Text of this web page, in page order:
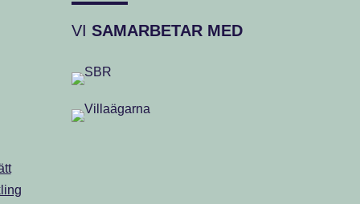
VI SAMARBETAR MED